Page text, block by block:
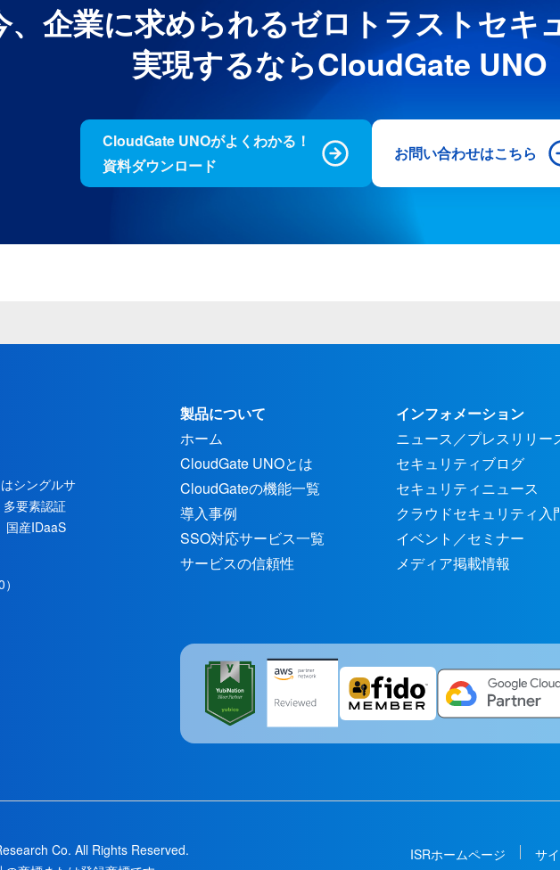
、企業に求められるゼロトラストセキ
実現するならCloudGate UNO
CloudGate UNOがよくわかる！
資料ダウンロード
お問い合わせはこちら
シングルサ
要素認証
国産IDaaS
製品について
ホーム
CloudGate UNOとは
CloudGateの機能一覧
導入事例
SSO対応サービス一覧
サービスの信頼性
インフォメーション
ニュース／プレスリリー
セキュリティブログ
セキュリティニュース
クラウドセキュリティ入
イベント／セミナー
メディア掲載情報
Co. All Rights Reserved.
ISRホームページ サ